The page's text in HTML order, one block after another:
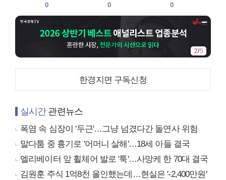
0
0
0
2/5
한경지면 구독신청
실시간관련뉴스
폭염 속 심장이 '두근'…그냥 넘겼다간 돌연사 위험
말다툼 중 흉기로 '어머니 살해'…18세 아들 결국
엘리베이터 앞 휠체어 발로 '툭'…사망케 한 70대 결국
김원훈 주식 1억8천 올인했는데…현실은 '-2,400만원'